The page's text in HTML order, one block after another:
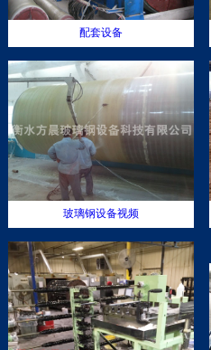
配套设备
玻璃钢设备视频